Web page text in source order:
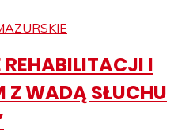
I
Z WADĄ SŁUCHU